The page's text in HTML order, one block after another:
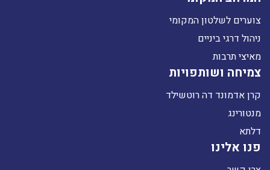
צוערים לשלטון המקומי
ניהול דרגי ביניים
מאיצי תרבות
צמיחה ושותפויות
קרן אדמונד דה רוטשילד
מנטורינג
דלתא
פנו אלינו